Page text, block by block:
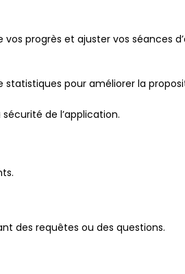
vos progrès et ajuster vos
pour améliorer la
de l’application.
des requêtes ou des questions.